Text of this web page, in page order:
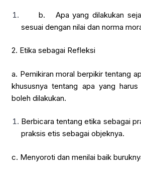
b. Apa yang dilakukan
sesuai dengan nilai dan norma
2. Etika sebagai Refleksi
a. Pemikiran moral berpikir tentang
khususnya tentang apa yang
boleh dilakukan.
Berbicara tentang etika sebagai
praksis etis sebagai objeknya.
c. Menyoroti dan menilai baik